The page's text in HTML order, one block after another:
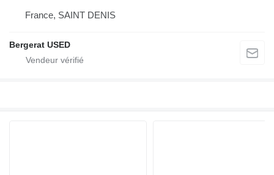
France, SAINT DENIS
Bergerat USED